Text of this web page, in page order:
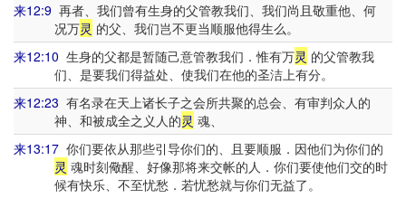
来12:9 再者、我们曾有生身的父管教我们、我们尚且敬重他、何
况万灵 的父、我们岂不更当顺服他得生么。
来12:10 生身的父都是暂随己意管教我们．惟有万灵 的父管教我
们、是要我们得益处、使我们在他的圣洁上有分。
来12:23 有名录在天上诸长子之会所共聚的总会、有审判众人的
神、和被成全之义人的灵 魂、
来13:17 你们要依从那些引导你们的、且要顺服．因他们为你们的
灵 魂时刻儆醒、好像那将来交帐的人．你们要使他们交的时
候有快乐、不至忧愁．若忧愁就与你们无益了。